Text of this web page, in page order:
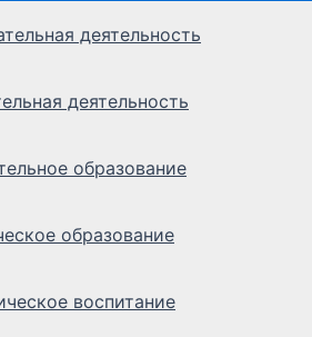
деятельность
деятельность
образование
образование
воспитание